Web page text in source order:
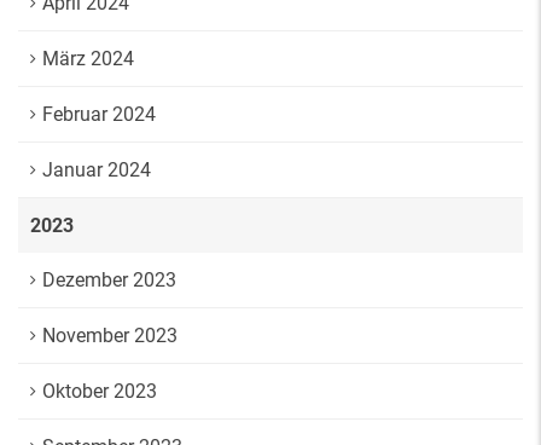
März 2024
Februar 2024
Januar 2024
2023
Dezember 2023
November 2023
Oktober 2023